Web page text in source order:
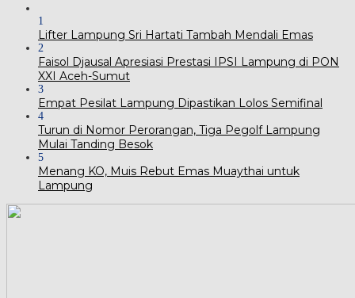
1
Lifter Lampung Sri Hartati Tambah Mendali Emas
2
Faisol Djausal Apresiasi Prestasi IPSI Lampung di PON
XXI Aceh-Sumut
3
Empat Pesilat Lampung Dipastikan Lolos Semifinal
4
Turun di Nomor Perorangan, Tiga Pegolf Lampung
Mulai Tanding Besok
5
Menang KO, Muis Rebut Emas Muaythai untuk
Lampung